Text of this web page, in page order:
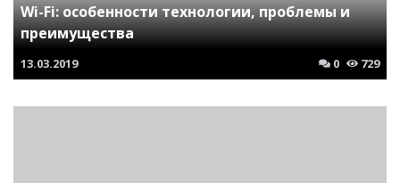
Wi-Fi: особенности технологии, проблемы и
преимущества
13.03.2019 0 729